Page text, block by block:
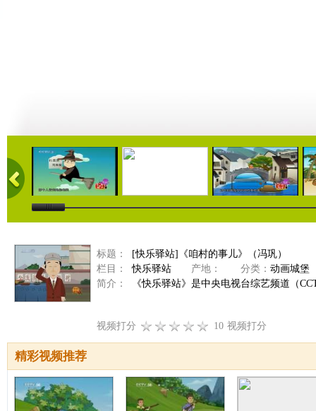
04:53 04:41 08:25
标题：
[快乐驿站]《咱村的事儿》（冯巩）
栏目：
快乐驿站 产地： 分类： 动画城堡
简介：
《快乐驿站》是中央电视台综艺频道（
视频打分 10 视频打分
精彩视频推荐